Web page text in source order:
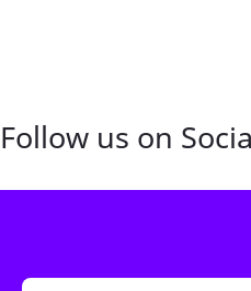
Follow us on